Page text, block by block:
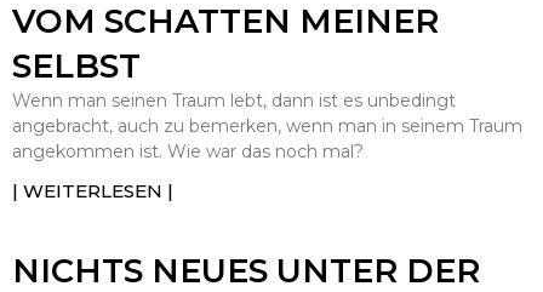
VOM SCHATTEN MEINER
SELBST
Wenn man seinen Traum lebt, dann ist es unbedingt
angebracht, auch zu bemerken, wenn man in seinem Traum
angekommen ist. Wie war das noch mal?
| WEITERLESEN |
NICHTS NEUES UNTER DER